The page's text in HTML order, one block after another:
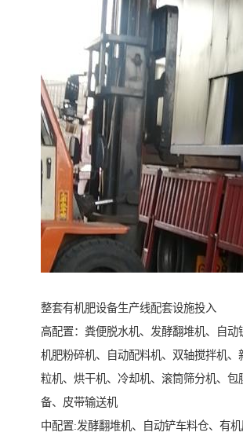
整套有机肥设备生产线配套设施投入
高配置：粪便脱水机、发酵翻堆机、自动
机肥粉碎机、自动配料机、双轴搅拌机、
粒机、烘干机、冷却机、滚筒筛分机、包
备、皮带输送机
中配置:发酵翻堆机、自动铲车料仓、有